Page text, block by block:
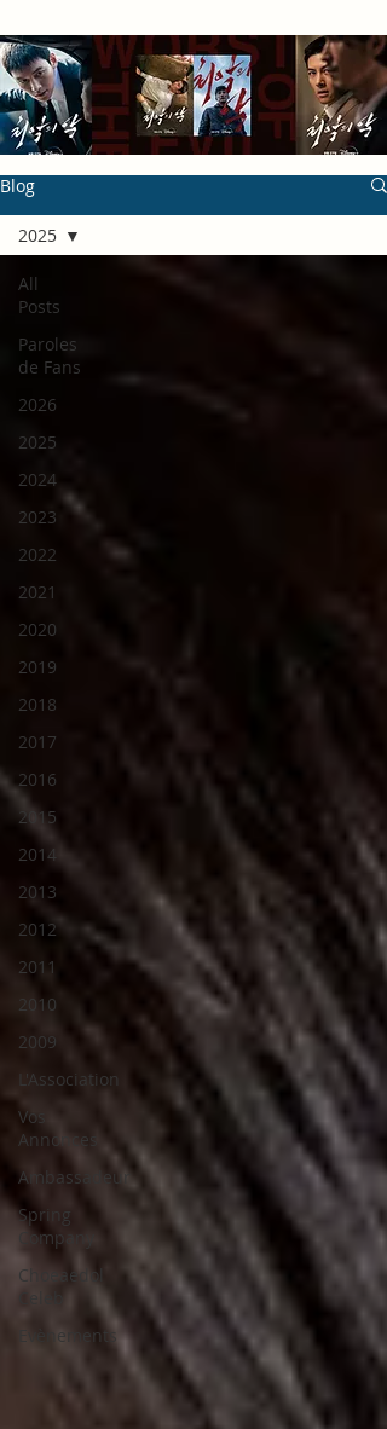
Blog
All
Posts
Paroles
de Fans
2026
2025
2024
2023
2022
2021
2020
2019
2018
2017
2016
2015
2014
2013
2012
2011
2010
2009
L'Association
Vos
Annonces
Ambassadeur
Spring
Company
Choeaedol
Evènements
2025